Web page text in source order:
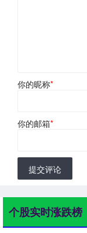
你的昵称*
你的邮箱*
提交评论
个股实时涨跌榜